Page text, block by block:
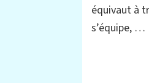
équivaut à
s’équipe, …